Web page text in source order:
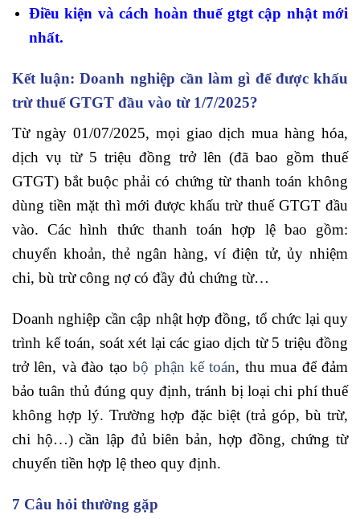
Điều kiện và cách hoàn thuế gtgt cập nhật mới
nhất.
Kết luận: Doanh nghiệp cần làm gì để được khấu
trừ thuế GTGT đầu vào từ 1/7/2025?
Từ ngày 01/07/2025, mọi giao dịch mua hàng hóa,
dịch vụ từ 5 triệu đồng trở lên (đã bao gồm thuế
GTGT) bắt buộc phải có chứng từ thanh toán không
dùng tiền mặt thì mới được khấu trừ thuế GTGT đầu
vào. Các hình thức thanh toán hợp lệ bao gồm:
chuyển khoản, thẻ ngân hàng, ví điện tử, ủy nhiệm
chi, bù trừ công nợ có đầy đủ chứng từ…
Doanh nghiệp cần cập nhật hợp đồng, tổ chức lại quy
trình kế toán, soát xét lại các giao dịch từ 5 triệu đồng
trở lên, và đào tạobộ phận kế toán, thu mua để đảm
bảo tuân thủ đúng quy định, tránh bị loại chi phí thuế
không hợp lý. Trường hợp đặc biệt (trả góp, bù trừ,
chi hộ…) cần lập đủ biên bản, hợp đồng, chứng từ
chuyển tiền hợp lệ theo quy định.
7 Câu hỏi thường gặp